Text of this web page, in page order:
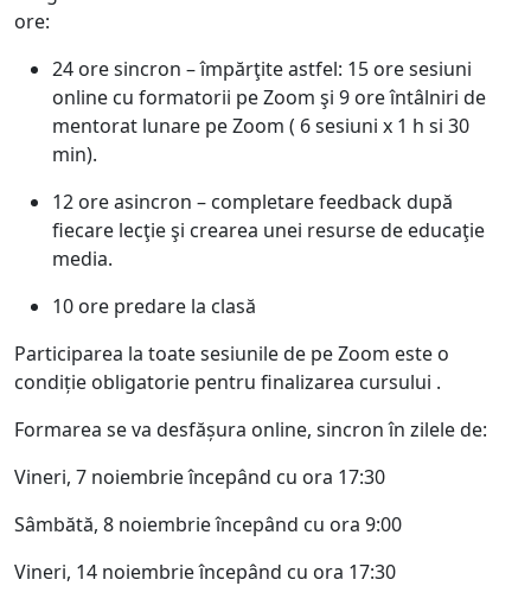
ore:
24 ore sincron – împărţite astfel: 15 ore sesiuni
online cu formatorii pe Zoom şi 9 ore întâlniri de
mentorat lunare pe Zoom ( 6 sesiuni x 1 h si 30
min).
12 ore asincron – completare feedback după
fiecare lecţie şi crearea unei resurse de educaţie
media.
10 ore predare la clasă
Participarea la toate sesiunile de pe Zoom este o
condiție obligatorie pentru finalizarea cursului .
Formarea se va desfășura online, sincron în zilele de:
Vineri, 7 noiembrie începând cu ora 17:30
Sâmbătă, 8 noiembrie începând cu ora 9:00
Vineri, 14 noiembrie începând cu ora 17:30